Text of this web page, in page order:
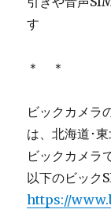
す
＊ ＊
ビックカメラ
は、北海道･
ビックカメラ
以下のビック
https://